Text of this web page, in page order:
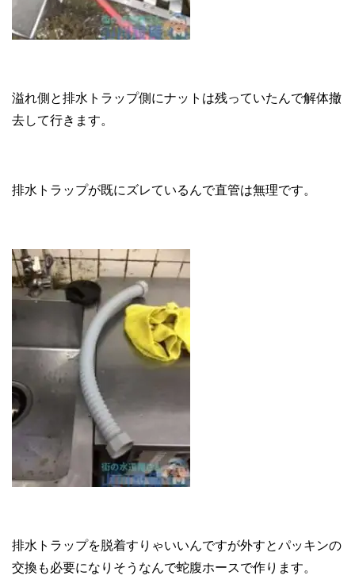
溢れ側と排水トラップ側にナットは残っていたんで解体撤
去して行きます。
排水トラップが既にズレているんで直管は無理です。
排水トラップを脱着すりゃいいんですが外すとパッキンの
交換も必要になりそうなんで蛇腹ホースで作ります。